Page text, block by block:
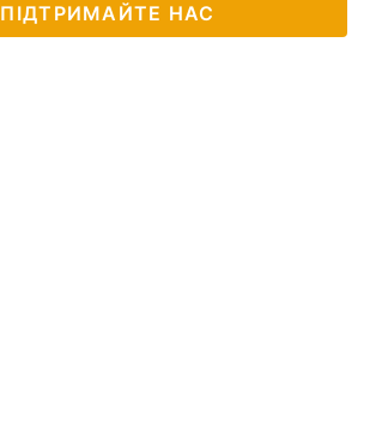
ПІДТРИМАЙТЕ НАС